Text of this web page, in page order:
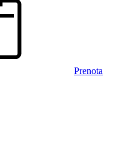
Prenota